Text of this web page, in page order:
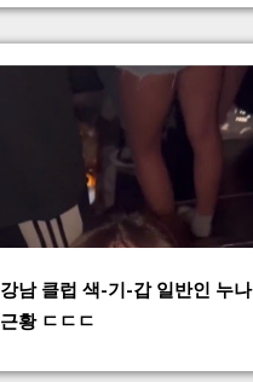
강남 클럽 색-기-갑 일반인 누나
근황 ㄷㄷㄷ